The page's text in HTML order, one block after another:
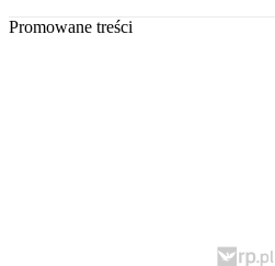
Promowane treści